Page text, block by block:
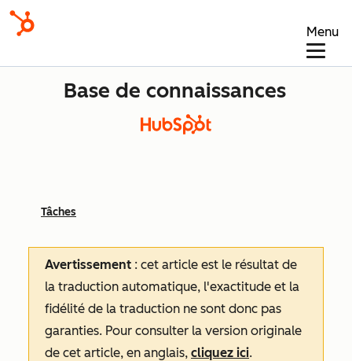
Menu
Base de connaissances
Tâches
Avertissement : cet article est le résultat de
la traduction automatique, l'exactitude et la
fidélité de la traduction ne sont donc pas
garanties. Pour consulter la version originale
de cet article, en anglais, cliquez ici.